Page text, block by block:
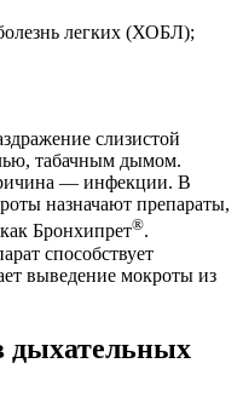
легких (ХОБЛ);
слизистой
табачным дымом.
— инфекции. В
назначают препараты,
Бронхипрет®.
способствует
выведение мокроты из